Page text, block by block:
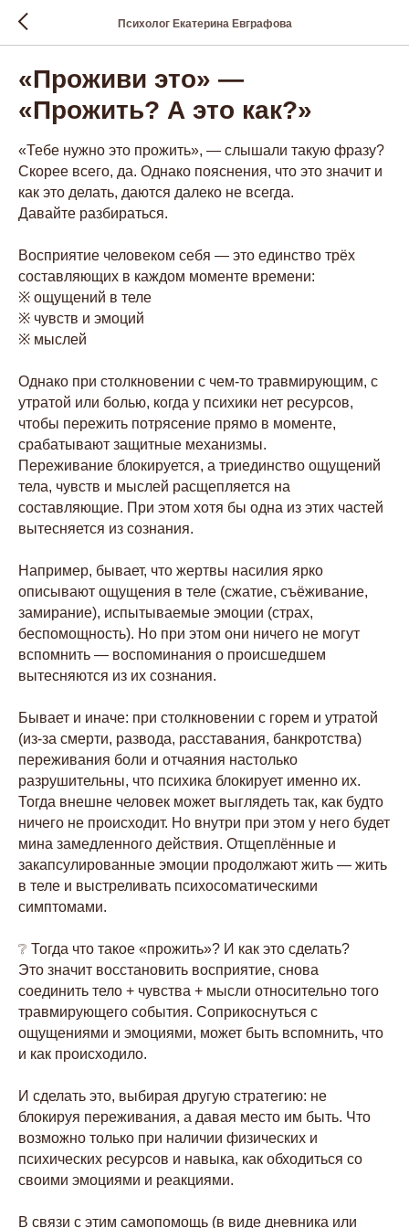
Психолог Екатерина Евграфова
«Проживи это» —
«Прожить? А это как?»
«Тебе нужно это прожить», — слышали такую фразу?
Скорее всего, да. Однако пояснения, что это значит и
как это делать, даются далеко не всегда.
Давайте разбираться.
Восприятие человеком себя — это единство трёх
составляющих в каждом моменте времени:
※ ощущений в теле
※ чувств и эмоций
※ мыслей
Однако при столкновении с чем-то травмирующим, с
утратой или болью, когда у психики нет ресурсов,
чтобы пережить потрясение прямо в моменте,
срабатывают защитные механизмы.
Переживание блокируется, а триединство ощущений
тела, чувств и мыслей расщепляется на
составляющие. При этом хотя бы одна из этих частей
вытесняется из сознания.
Например, бывает, что жертвы насилия ярко
описывают ощущения в теле (сжатие, съёживание,
замирание), испытываемые эмоции (страх,
беспомощность). Но при этом они ничего не могут
вспомнить — воспоминания о происшедшем
вытесняются из их сознания.
Бывает и иначе: при столкновении с горем и утратой
(из-за смерти, развода, расставания, банкротства)
переживания боли и отчаяния настолько
разрушительны, что психика блокирует именно их.
Тогда внешне человек может выглядеть так, как будто
ничего не происходит. Но внутри при этом у него будет
мина замедленного действия. Отщеплённые и
закапсулированные эмоции продолжают жить — жить
в теле и выстреливать психосоматическими
симптомами.
❔ Тогда что такое «прожить»? И как это сделать?
Это значит восстановить восприятие, снова
соединить тело + чувства + мысли относительно того
травмирующего события. Соприкоснуться с
ощущениями и эмоциями, может быть вспомнить, что
и как происходило.
И сделать это, выбирая другую стратегию: не
блокируя переживания, а давая место им быть. Что
возможно только при наличии физических и
психических ресурсов и навыка, как обходиться со
своими эмоциями и реакциями.
В связи с этим самопомощь (в виде дневника или